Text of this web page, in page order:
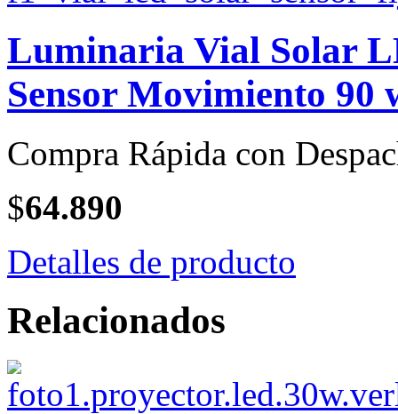
Luminaria Vial Solar
Sensor Movimiento
Compra Rápida con
$64.890
Detalles de producto
Relacionados